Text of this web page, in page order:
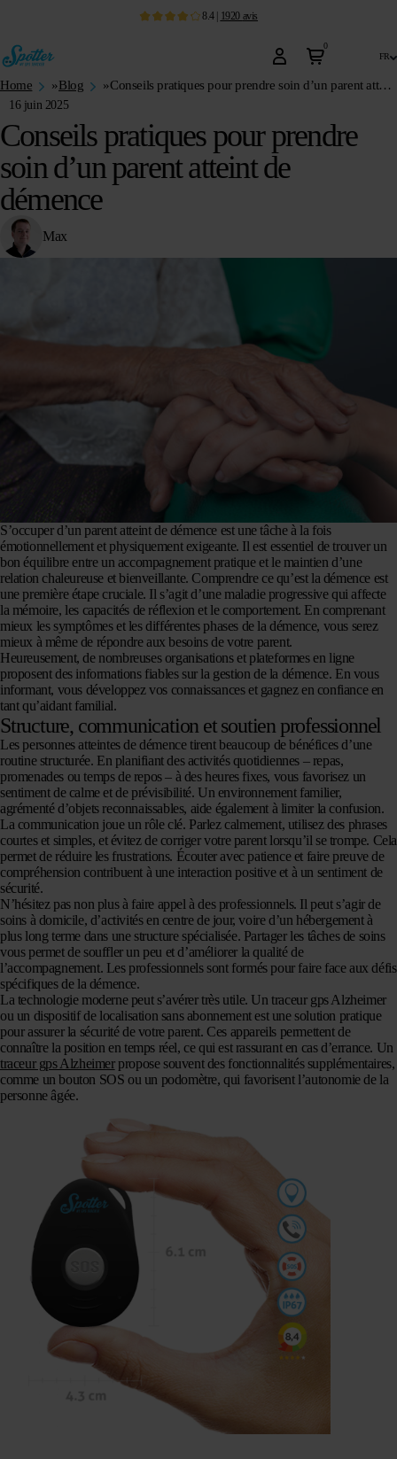
8.4| 1920 avis
0
fr
Home »Blog » Conseils pratiques pour prendre soin d’un parent atteint de démence
16 juin 2025
Conseils pratiques pour prendre
soin d’un parent atteint de
démence
Max
S’occuper d’un parent atteint de démence est une tâche à la fois
émotionnellement et physiquement exigeante. Il est essentiel de trouver un
bon équilibre entre un accompagnement pratique et le maintien d’une
relation chaleureuse et bienveillante. Comprendre ce qu’est la démence est
une première étape cruciale. Il s’agit d’une maladie progressive qui affecte
la mémoire, les capacités de réflexion et le comportement. En comprenant
mieux les symptômes et les différentes phases de la démence, vous serez
mieux à même de répondre aux besoins de votre parent.
Heureusement, de nombreuses organisations et plateformes en ligne
proposent des informations fiables sur la gestion de la démence. En vous
informant, vous développez vos connaissances et gagnez en confiance en
tant qu’aidant familial.
Structure, communication et soutien professionnel
Les personnes atteintes de démence tirent beaucoup de bénéfices d’une
routine structurée. En planifiant des activités quotidiennes – repas,
promenades ou temps de repos – à des heures fixes, vous favorisez un
sentiment de calme et de prévisibilité. Un environnement familier,
agrémenté d’objets reconnaissables, aide également à limiter la confusion.
La communication joue un rôle clé. Parlez calmement, utilisez des phrases
courtes et simples, et évitez de corriger votre parent lorsqu’il se trompe. Cela
permet de réduire les frustrations. Écouter avec patience et faire preuve de
compréhension contribuent à une interaction positive et à un sentiment de
sécurité.
N’hésitez pas non plus à faire appel à des professionnels. Il peut s’agir de
soins à domicile, d’activités en centre de jour, voire d’un hébergement à
plus long terme dans une structure spécialisée. Partager les tâches de soins
vous permet de souffler un peu et d’améliorer la qualité de
l’accompagnement. Les professionnels sont formés pour faire face aux défis
spécifiques de la démence.
La technologie moderne peut s’avérer très utile. Un traceur gps Alzheimer
ou un dispositif de localisation sans abonnement est une solution pratique
pour assurer la sécurité de votre parent. Ces appareils permettent de
connaître la position en temps réel, ce qui est rassurant en cas d’errance. Un
traceur gps Alzheimerpropose souvent des fonctionnalités supplémentaires,
comme un bouton SOS ou un podomètre, qui favorisent l’autonomie de la
personne âgée.